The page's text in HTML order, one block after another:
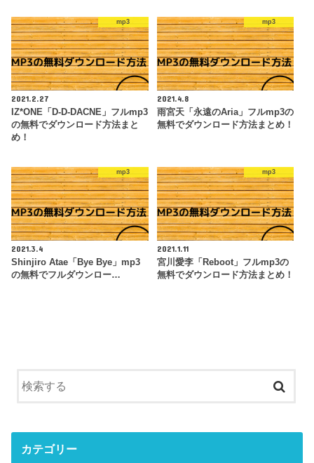
mp3
2021.2.27
IZ*ONE「D-D-DACNE」フルmp3
の無料でダウンロード方法まと
め！
mp3
2021.4.8
雨宮天「永遠のAria」フルmp3の
無料でダウンロード方法まとめ！
mp3
2021.3.4
Shinjiro Atae「Bye Bye」mp3
の無料でフルダウンロー…
mp3
2021.1.11
宮川愛李「Reboot」フルmp3の
無料でダウンロード方法まとめ！
カテゴリー